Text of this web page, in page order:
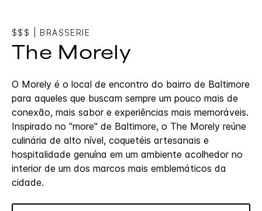
$$$ BRASSERIE
The Morely
O Morely é o local de encontro do bairro de Baltimore
para aqueles que buscam sempre um pouco mais de
conexão, mais sabor e experiências mais memoráveis.
Inspirado no "more" de Baltimore, o The Morely reúne
culinária de alto nível, coquetéis artesanais e
hospitalidade genuína em um ambiente acolhedor no
interior de um dos marcos mais emblemáticos da
cidade.